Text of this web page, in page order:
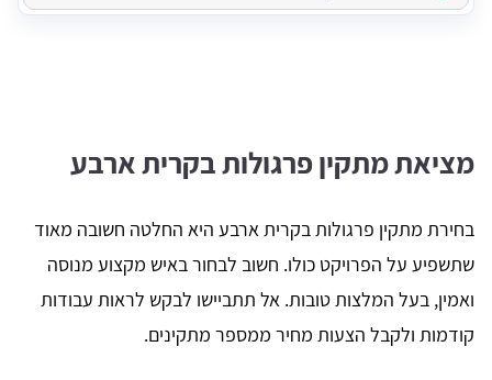
מציאת מתקין פרגולות בקרית ארבע
בחירת מתקין פרגולות בקרית ארבע היא החלטה חשובה מאוד
שתשפיע על הפרויקט כולו. חשוב לבחור באיש מקצוע מנוסה
ואמין, בעל המלצות טובות. אל תתביישו לבקש לראות עבודות
קודמות ולקבל הצעות מחיר ממספר מתקינים.